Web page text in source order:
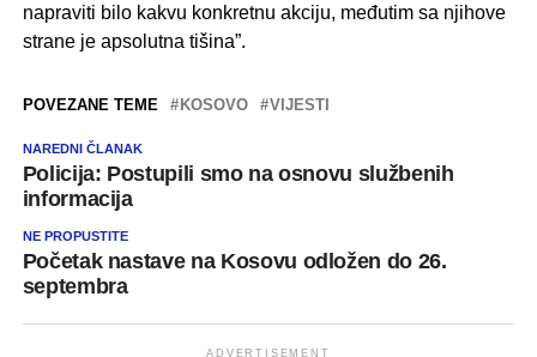
napraviti bilo kakvu konkretnu akciju, međutim sa njihove
strane je apsolutna tišina”.
POVEZANE TEME KOSOVO VIJESTI
NAREDNI ČLANAK
Policija: Postupili smo na osnovu službenih
informacija
NE PROPUSTITE
Početak nastave na Kosovu odložen do 26.
septembra
ADVERTISEMENT